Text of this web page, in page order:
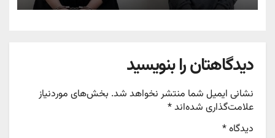
دیدگاهتان را بنویسید
نشانی ایمیل شما منتشر نخواهد شد. بخش‌های موردنیاز
علامت‌گذاری شده‌اند*
دیدگاه*